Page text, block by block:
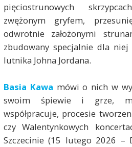
pięciostrunowych
zwężonym gryfem,
odwrotnie założonymi
zbudowany specjalnie dla niej
lutnika Johna Jordana.
Basia Kawa mówi o nich w
swoim śpiewie i grze,
współpracuje, procesie
czy Walentynkowych
Szczecinie (15 lutego 2026 –